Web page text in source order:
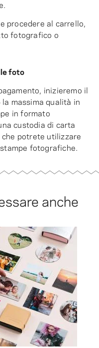
procedere al carrello,
fotografico o
foto
inizieremo il
massima qualità in
in formato
custodia di carta
potrete utilizzare
fotografiche.
anche